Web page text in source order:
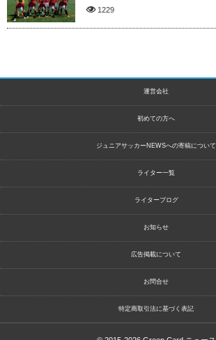
1229
運営会社
初めての方へ
ジュニアサッカーNEWSへの寄稿について
ライター一覧
ライターブログ
お知らせ
広告掲載について
お問合せ
特定商取引法に基づく表記